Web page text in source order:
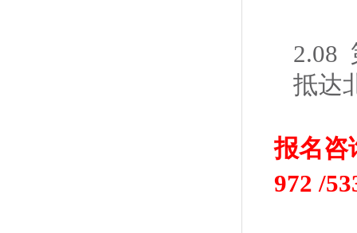
2.08
抵达
报名咨
972 /